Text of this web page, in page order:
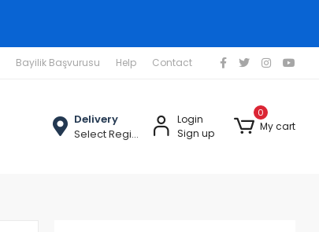
Bayilik Başvurusu Help Contact
Delivery
Select Region
Login
Sign up
0
My cart